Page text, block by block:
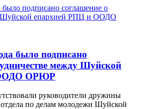
было подписано
между Шуйской
ОРЮР
руководители дружины
по делам молодежи Шуйской